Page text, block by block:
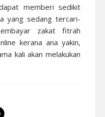
memberi sedikit
yang sedang tercari-
zakat fitrah
kerana ana yakin,
kali akan melakukan